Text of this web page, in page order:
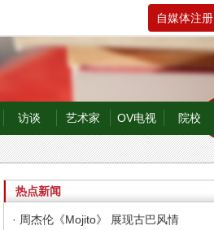
自媒体注册
访谈 艺术家 OV电视 院校
热点新闻
· 周杰伦《Mojito》 展现古巴风情